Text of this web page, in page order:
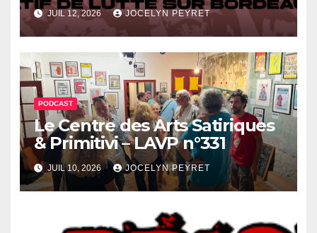
JUIL 12, 2026 JOCELYN PEYRET
PODCAST
Le Centre des Arts Satiriques
& Primitivi – LAVP n°331
JUIL 10, 2026 JOCELYN PEYRET